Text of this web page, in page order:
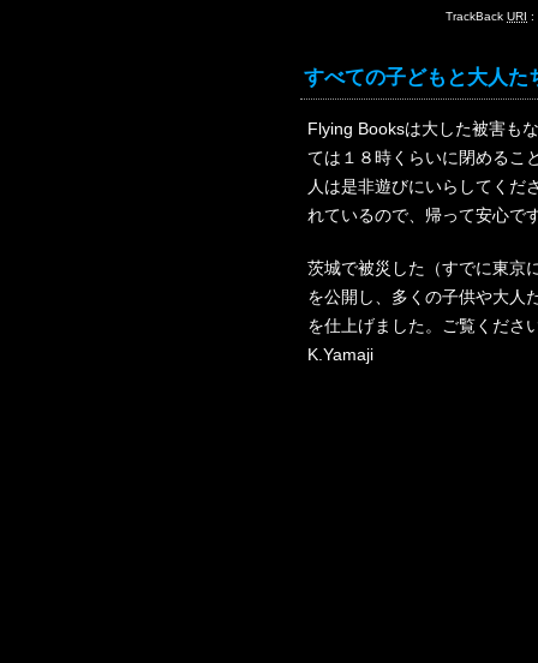
TrackBack URI :
すべての子どもと大人た
Flying Booksは大した被害も
ては１８時くらいに閉めるこ
人は是非遊びにいらしてくだ
れているので、帰って安心で
茨城で被災した（すでに東京
を公開し、多くの子供や大人
を仕上げました。ご覧くださ
K.Yamaji